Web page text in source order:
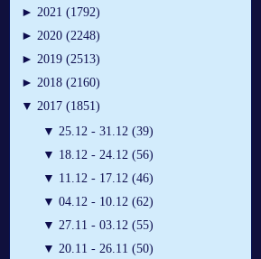
► 2021 (1792)
► 2020 (2248)
► 2019 (2513)
► 2018 (2160)
▼ 2017 (1851)
▼ 25.12 - 31.12 (39)
▼ 18.12 - 24.12 (56)
▼ 11.12 - 17.12 (46)
▼ 04.12 - 10.12 (62)
▼ 27.11 - 03.12 (55)
▼ 20.11 - 26.11 (50)